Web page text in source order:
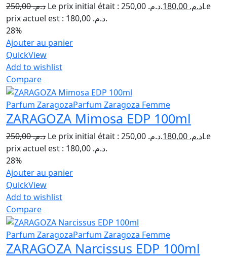
د.م.250,00 Le prix initial était : د.م. 250,00. د.م.Le
prix actuel est : د.م. 180,00.
28%
Ajouter au panier
QuickView
Add to wishlist
Compare
Parfum ZaragozaParfum Zaragoza Femme
ZARAGOZA Mimosa EDP 100ml
د.م.250,00 Le prix initial était : د.م. 250,00. د.م.Le
prix actuel est : د.م. 180,00.
28%
Ajouter au panier
QuickView
Add to wishlist
Compare
Parfum ZaragozaParfum Zaragoza Femme
ZARAGOZA Narcissus EDP 100ml